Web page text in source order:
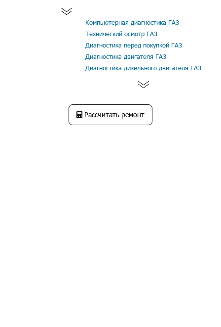
Компьютерная диагностика ГАЗ
Технический осмотр ГАЗ
Диагностика перед покупкой ГАЗ
Диагностика двигателя ГАЗ
Диагностика дизельного двигателя ГАЗ
Рассчитать ремонт